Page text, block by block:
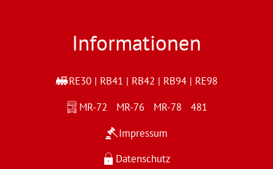
Informationen
RE30 | RB41 | RB42 | RB94 | RE98
MR-72 MR-76 MR-78 481
Impressum
Datenschutz